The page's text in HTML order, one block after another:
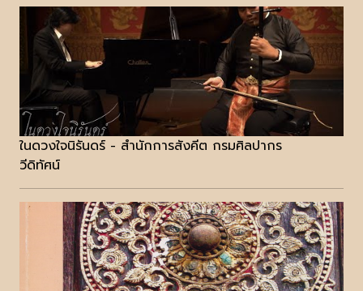
ในดวงใจนิรันดร์ - สำนักการสังคีต กรมศิลปากร
วีดิทัศน์